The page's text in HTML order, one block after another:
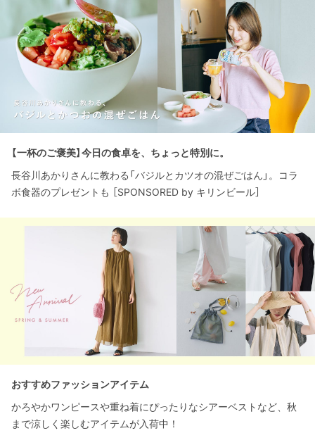
【一杯のご褒美】今日の食卓を、ちょっと特別に。
長谷川あかりさんに教わる「バジルとカツオの混ぜごはん」。コラ
ボ食器のプレゼントも ［SPONSORED by キリンビール］
おすすめファッションアイテム
かろやかワンピースや重ね着にぴったりなシアーベストなど、秋
まで涼しく楽しむアイテムが入荷中！